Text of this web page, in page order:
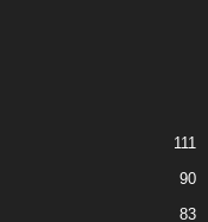
111
90
83